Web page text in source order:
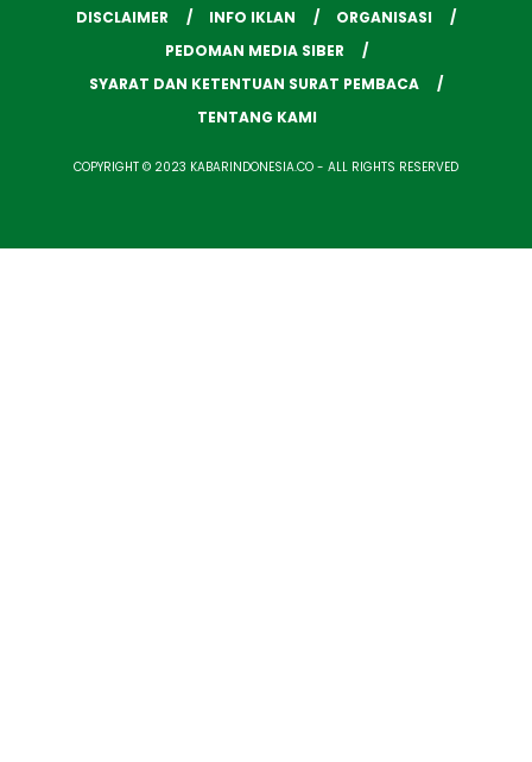
DISCLAIMER INFO IKLAN
ORGANISASI
PEDOMAN MEDIA SIBER
SYARAT DAN KETENTUAN SURAT PEMBACA
TENTANG KAMI
COPYRIGHT © 2023 KABARINDONESIA.CO - ALL RIGHTS RESERVED